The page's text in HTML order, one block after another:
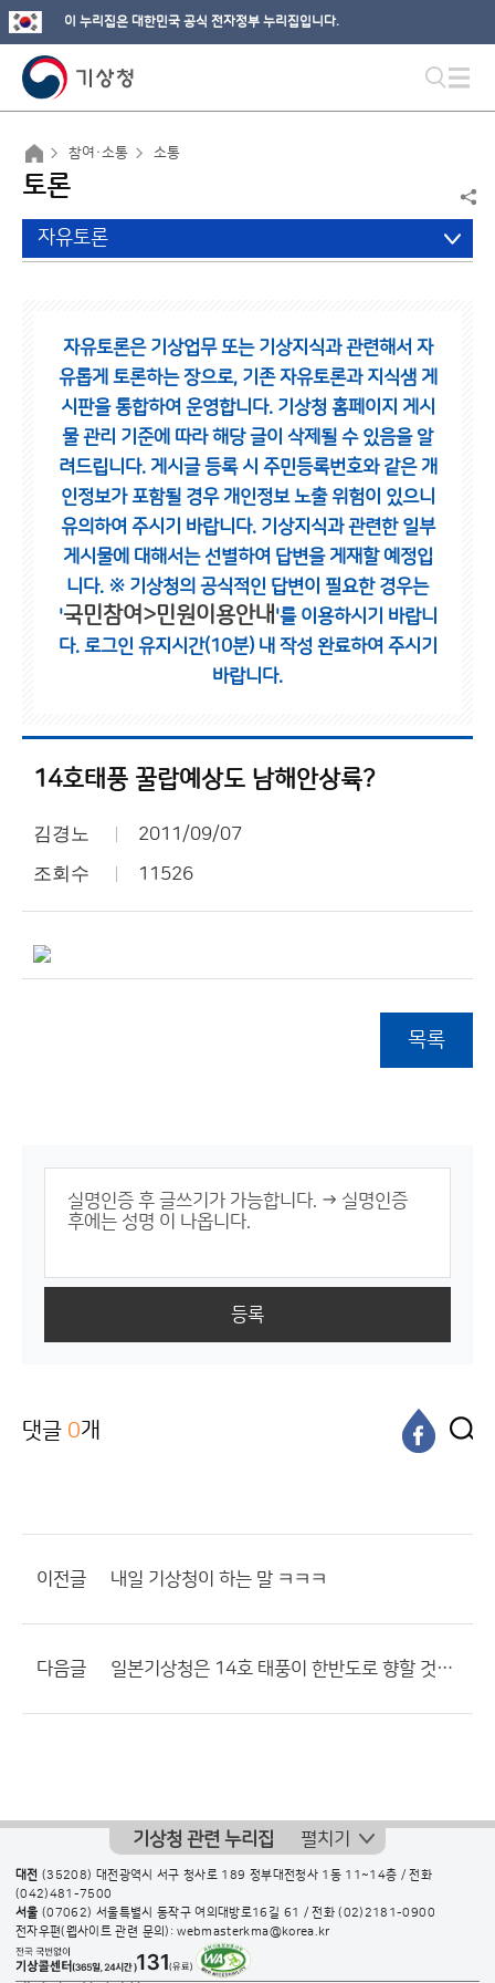
이 누리집은 대한민국 공식 전자정부 누리집입니다.
참여·소통 소통
토론
자유토론
자유토론은 기상업무 또는 기상지식과 관련해서 자
유롭게 토론하는 장으로, 기존 자유토론과 지식샘 게
시판을 통합하여 운영합니다. 기상청 홈페이지 게시
물 관리 기준에 따라 해당 글이 삭제될 수 있음을 알
려드립니다. 게시글 등록 시 주민등록번호와 같은 개
인정보가 포함될 경우 개인정보 노출 위험이 있으니
유의하여 주시기 바랍니다. 기상지식과 관련한 일부
게시물에 대해서는 선별하여 답변을 게재할 예정입
니다. ※ 기상청의 공식적인 답변이 필요한 경우는
'국민참여>민원이용안내 '를 이용하시기 바랍니
다. 로그인 유지시간(10분) 내 작성 완료하여 주시기
바랍니다.
14호태풍 꿀랍예상도 남해안상륙?
김경노 2011/09/07
조회수 11526
목록
등록
댓글 0개
이전글 내일 기상청이 하는 말 ㅋㅋㅋ
다음글 일본기상청은 14호 태풍이 한반도로 향할 것이라고 예보
기상청 관련 누리집 펼치기
대전 (35208) 대전광역시 서구 청사로 189 정부대전청사 1동 11~14층 / 전화
(042)481-7500
서울 (07062) 서울특별시 동작구 여의대방로16길 61 / 전화(02)2181-0900
전자우편(웹사이트 관련 문의): webmasterkma@korea.kr